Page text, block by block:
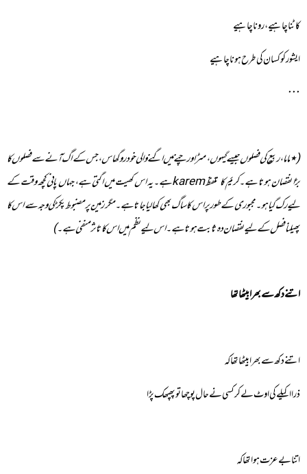
کاٹنا چاہیے، رونا چاہیے
ایشور کو کسان کی طرح ہونا چاہیے
٠٠٠
(٭ماما،ربیع کی فصلوں جیسے گیہوں، مٹر اور چنے میں اگنے والی خود روگھاس، جس کے اگ آنے سے فصلوں کا
بڑا نقصان ہوتا ہے۔کریم کا تلفظkaremہے۔یہ اس کھیت میں اگتی ہے، جہاں پانی کچھ وقت کے
لیے رک گیا ہو۔ مجبوری کے طور پر اس کا ساگ بھی کھالیا جاتا ہے۔مگر زمین پر مضبوط پکڑ کی وجہ سے اس کا
پھیلنا فصل کے لیے نقصان دہ ثابت ہوتا ہے۔ اس لیے نظم میں اس کا تاثر منفی ہے۔)
اتنے دکھ سے بھرا بیٹھا تھا
اتنے دکھ سے بھرا بیٹھا تھا کہ
ذرا اکیلے کی اوٹ لے کر کسی نے حال پوچھا تو پھپھک پڑا
اتنا بے عزت ہوا تھا کہ